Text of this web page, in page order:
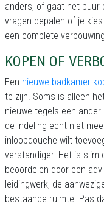
anders, of gaat het puur
vragen bepalen of je
een complete
KOPEN OF
Een nieuwe badkamer
te zijn. Soms is alleen
nieuwe tegels een
de indeling echt niet
inloopdouche wilt
verstandiger. Het is slim
beoordelen door een
leidingwerk, de
bestaande ruimte. Pas